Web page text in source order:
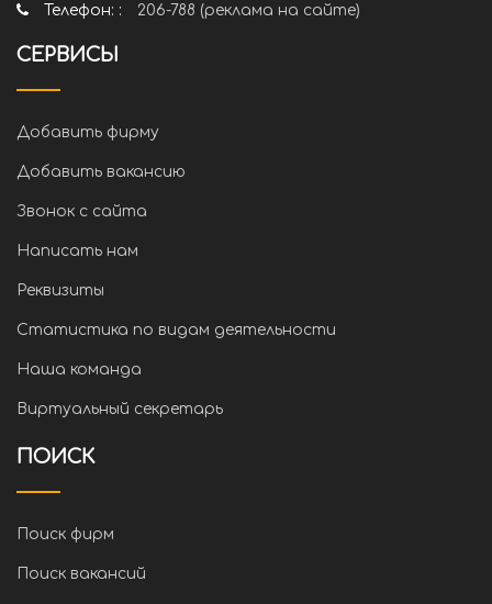
Телефон: :
206-788 (реклама на сайте)
СЕРВИСЫ
Добавить фирму
Добавить вакансию
Звонок с сайта
Написать нам
Реквизиты
Статистика по видам деятельности
Наша команда
Виртуальный секретарь
ПОИСК
Поиск фирм
Поиск вакансий